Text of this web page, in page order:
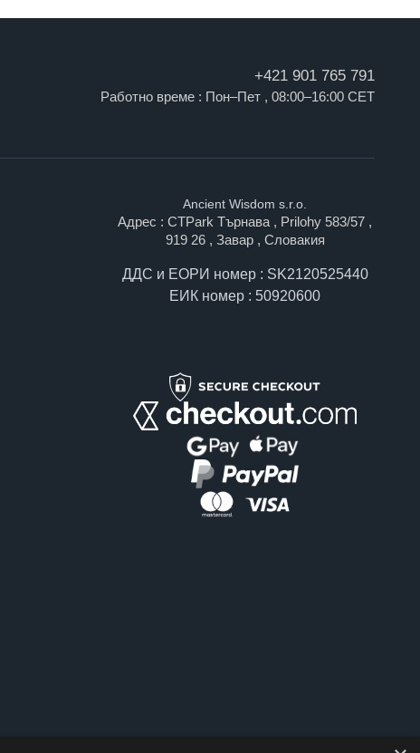
+421 901 765 791
Работно време : Пон–Пет , 08:00–16:00 CET
Ancient Wisdom s.r.o.
Адрес : CTPark Търнава , Prilohy 583/57 ,
919 26 , Завар , Словакия
ДДС и ЕОРИ номер : SK2120525440
ЕИК номер : 50920600